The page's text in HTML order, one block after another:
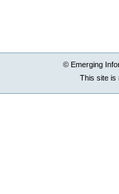
© Emerging
This site is